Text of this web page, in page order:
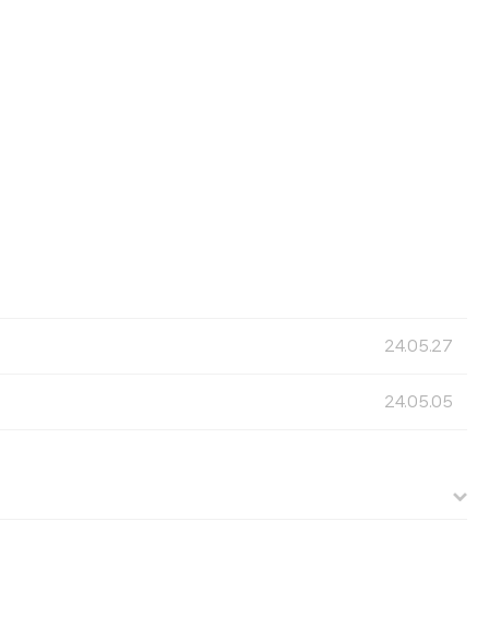
24.05.27
24.05.05